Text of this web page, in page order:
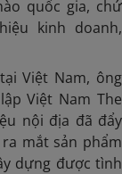
quốc gia, chứ
kinh doanh,
Việt Nam, ông
Việt Nam The
nội địa đã đẩy
mắt sản phẩm
dựng được tình